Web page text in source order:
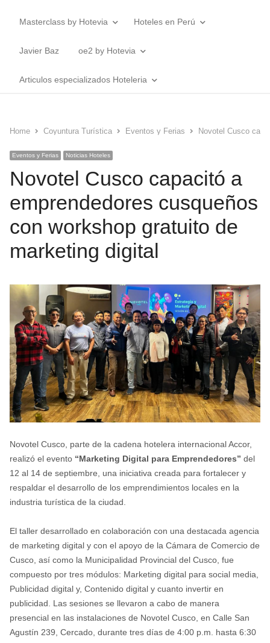
Masterclass by Hotevia Hoteles en Perú
Javier Baz oe2 by Hotevia
Articulos especializados Hoteleria
Home Coyuntura Turística Eventos y Ferias Novotel Cusco
Eventos y Ferias Noticias Hoteles
Novotel Cusco capacitó a
emprendedores cusqueños
con workshop gratuito de
marketing digital
Novotel Cusco, parte de la cadena hotelera internacional Accor,
realizó el evento “Marketing Digital para Emprendedores” del
12 al 14 de septiembre, una iniciativa creada para fortalecer y
respaldar el desarrollo de los emprendimientos locales en la
industria turística de la ciudad.
El taller desarrollado en colaboración con una destacada agencia
de marketing digital y con el apoyo de la Cámara de Comercio de
Cusco, así como la Municipalidad Provincial del Cusco, fue
compuesto por tres módulos: Marketing digital para social media,
Publicidad digital y, Contenido digital y cuanto invertir en
publicidad. Las sesiones se llevaron a cabo de manera
presencial en las instalaciones de Novotel Cusco, en Calle San
Agustín 239, Cercado, durante tres días de 4:00 p.m. hasta 6:30